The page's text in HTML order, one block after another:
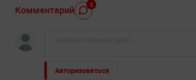
Комментарий 0
Авторизоваться